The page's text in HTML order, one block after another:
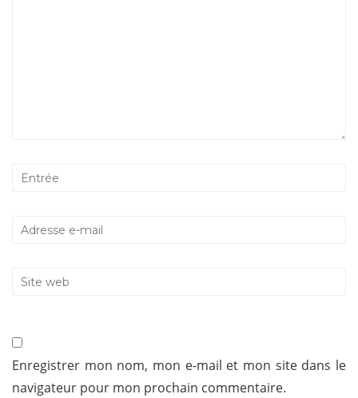
Enregistrer mon nom, mon e-mail et mon site dans le
navigateur pour mon prochain commentaire.